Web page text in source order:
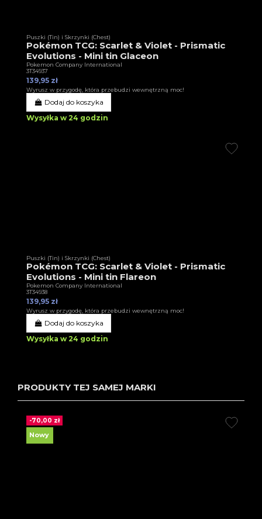
Puszki (Tin) i Skrzynki (Chest)
Pokémon TCG: Scarlet & Violet - Prismatic
Evolutions - Mini tin Glaceon
Pokemon Company International
3T34937
139,95 zł
Wyrusz w przygodę, która przebudzi wewnętrzną moc!
Dodaj do koszyka
Wysyłka w 24 godzin
Puszki (Tin) i Skrzynki (Chest)
Pokémon TCG: Scarlet & Violet - Prismatic
Evolutions - Mini tin Flareon
Pokemon Company International
3T34938
139,95 zł
Wyrusz w przygodę, która przebudzi wewnętrzną moc!
Dodaj do koszyka
Wysyłka w 24 godzin
PRODUKTY TEJ SAMEJ MARKI
-70,00 zł
Nowy